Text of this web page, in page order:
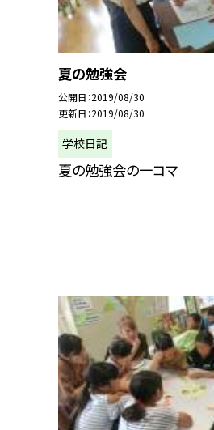
夏の勉強会
公開日 2019/08/30
更新日 2019/08/30
学校日記
夏の勉強会の一コマ